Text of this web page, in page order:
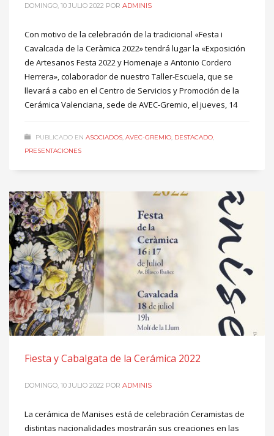
DOMINGO, 10 JULIO 2022 POR ADMINIS
Con motivo de la celebración de la tradicional «Festa i
Cavalcada de la Ceràmica 2022» tendrá lugar la «Exposición
de Artesanos Festa 2022 y Homenaje a Antonio Cordero
Herrera», colaborador de nuestro Taller-Escuela, que se
llevará a cabo en el Centro de Servicios y Promoción de la
Cerámica Valenciana, sede de AVEC-Gremio, el jueves, 14
PUBLICADO EN ASOCIADOS, AVEC-GREMIO, DESTACADO,
PRESENTACIONES
Fiesta y Cabalgata de la Cerámica 2022
DOMINGO, 10 JULIO 2022 POR ADMINIS
La cerámica de Manises está de celebración Ceramistas de
distintas nacionalidades mostrarán sus creaciones en las